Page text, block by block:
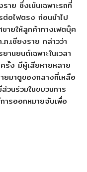
าย ซึ่งเน้นเฉพาะรถที่
อไฟตรง ก่อนนำไป
ายให้ลูกค้าทางเฟตบุ๊ค
.เชียงราย กล่าวว่า
นยนต์เฉพาะในเวลา
รั้ง มีผู้เสียหายหลาย
ยมาดูของกลางที่เหลือ
วนร่วมในขบวนการ
ารออกหมายจับเพื่อ